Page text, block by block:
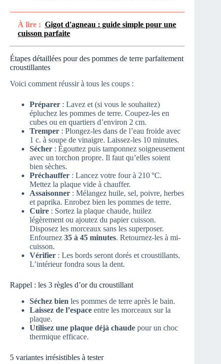
À lire : Gigot d'agneau : guide simple pour une
cuisson parfaite
Étapes détaillées pour des pommes de terre parfaitement
croustillantes
Voici comment réussir à tous les coups :
Préparer : Lavez et (si vous le souhaitez)
épluchez les pommes de terre. Coupez-les en
cubes ou en quartiers d’environ 2 cm.
Tremper : Plongez-les dans de l’eau froide avec
1 c. à soupe de vinaigre. Laissez-les 10 minutes.
Sécher : Égouttez puis tamponnez soigneusement
avec un torchon propre. Il faut qu’elles soient
bien sèches.
Préchauffer : Lancez votre four à 210 °C.
Mettez la plaque vide à chauffer.
Assaisonner : Mélangez huile, sel, poivre, herbes
et paprika. Enrobez bien les pommes de terre.
Cuire : Sortez la plaque chaude, huilez
légèrement ou ajoutez du papier cuisson.
Disposez les morceaux sans les superposer.
Enfournez 35 à 45 minutes. Retournez-les à mi-
cuisson.
Vérifier : Les bords seront dorés et croustillants.
L’intérieur fondra sous la dent.
Rappel : les 3 règles d’or du croustillant
Séchez bien les pommes de terre après le bain.
Laissez de l’espace entre les morceaux sur la
plaque.
Utilisez une plaque déjà chaude pour un choc
thermique efficace.
5 variantes irrésistibles à tester